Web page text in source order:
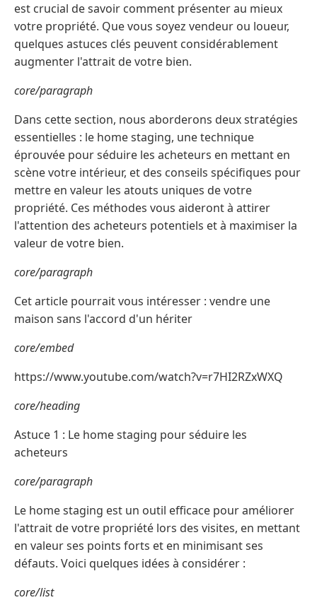
est crucial de savoir comment présenter au mieux
votre propriété. Que vous soyez vendeur ou loueur,
quelques astuces clés peuvent considérablement
augmenter l'attrait de votre bien.
core/paragraph
Dans cette section, nous aborderons deux stratégies
essentielles : le home staging, une technique
éprouvée pour séduire les acheteurs en mettant en
scène votre intérieur, et des conseils spécifiques pour
mettre en valeur les atouts uniques de votre
propriété. Ces méthodes vous aideront à attirer
l'attention des acheteurs potentiels et à maximiser la
valeur de votre bien.
core/paragraph
Cet article pourrait vous intéresser : vendre une
maison sans l'accord d'un hériter
core/embed
https://www.youtube.com/watch?v=r7HI2RZxWXQ
core/heading
Astuce 1 : Le home staging pour séduire les
acheteurs
core/paragraph
Le home staging est un outil efficace pour améliorer
l'attrait de votre propriété lors des visites, en mettant
en valeur ses points forts et en minimisant ses
défauts. Voici quelques idées à considérer :
core/list